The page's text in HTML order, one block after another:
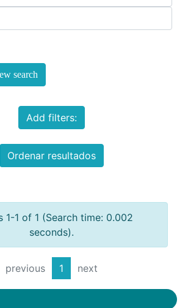
search
Add filters:
Ordenar resultados
1-1 of 1 (Search time: 0.002
seconds).
previous 1 next